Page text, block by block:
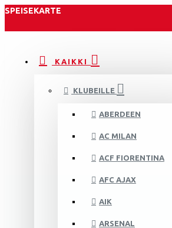
SPEISEKARTE
KAIKKI
KLUBEILLE
ABERDEEN
AC MILAN
ACF FIORENTINA
AFC AJAX
AIK
ARSENAL